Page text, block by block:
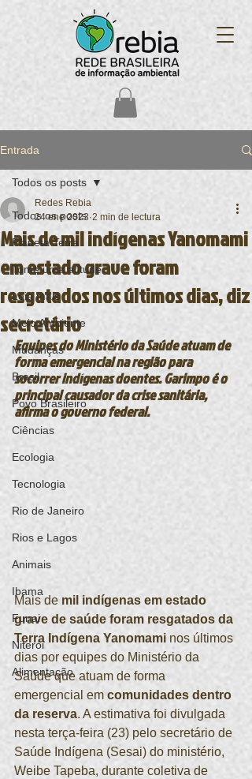
Entrada
Todos os posts
Planeta Terra
Tome uma atitude
Leia mais
Meio Ambiente
Mudanças
Brasil
Povo Brasileiro
Ciências
Ecologia
Tecnologia
Rio de Janeiro
Rios e Lagos
Animais
Ibama
Funai
Niterói
Alimentação
Todos os posts
Mais de mil indígenas Yanomami
em estado grave foram
resgatados nos últimos dias, diz
secretário
Redes Rebia
24 ene 2023 2 min de lectura
Equipes do Ministério da Saúde atuam de
forma emergencial na região para
socorrer indígenas doentes. Garimpo é o
principal causador da crise sanitária,
afirma o governo federal.
Mais de mil indígenas em estado
grave de saúde foram resgatados da
Terra Indígena Yanomami nos últimos
dias por equipes do Ministério da
Saúde que atuam de forma
emergencial em comunidades dentro
da reserva. A estimativa foi divulgada
nesta terça-feira (23) pelo secretário de
Saúde Indígena (Sesai) do ministério,
Weibe Tapeba, durante coletiva de